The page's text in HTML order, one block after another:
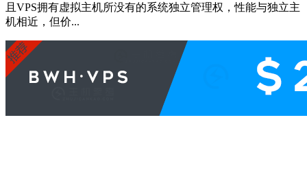
且VPS拥有虚拟主机所没有的系统独立管理权，性能与独立主
机相近，但价...